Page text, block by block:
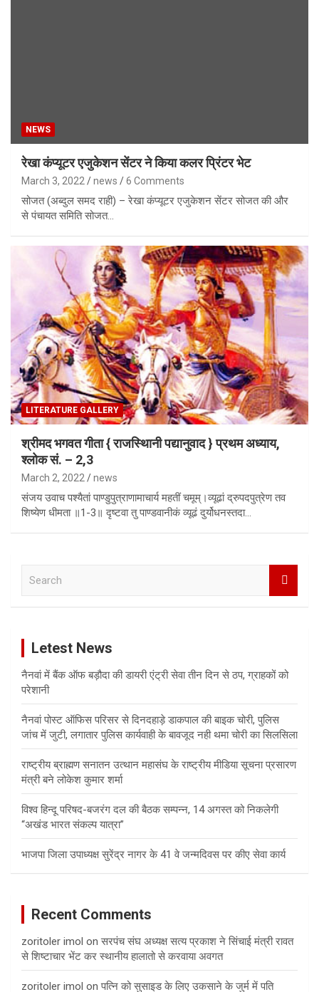
NEWS
रेखा कंप्यूटर एजुकेशन सेंटर ने किया कलर प्रिंटर भेट
March 3, 2022 news 6 Comments
सोजत (अब्दुल समद राही) – रेखा कंप्यूटर एजुकेशन सेंटर सोजत की और
से पंचायत समिति सोजत…
LITERATURE GALLERY
श्रीमद भगवत गीता { राजस्थािनी पद्यानुवाद } प्रथम अध्याय,
श्लोक सं. – 2,3
March 2, 2022 news
संजय उवाच पश्यैतां पाण्डुपुत्राणामाचार्य महतीं चमूम्‌।व्यूढां द्रुपदपुत्रेण तव
शिष्येण धीमता ॥1-3॥ दृष्टवा तु पाण्डवानीकं व्यूढं दुर्योधनस्तदा…
Letest News
नैनवां में बैंक ऑफ बड़ौदा की डायरी एंट्री सेवा तीन दिन से ठप, ग्राहकों को
परेशानी
नैनवां पोस्ट ऑफिस परिसर से दिनदहाड़े डाकपाल की बाइक चोरी, पुलिस
जांच में जुटी, लगातार पुलिस कार्यवाही के बावजूद नही थमा चोरी का सिलसिला
राष्ट्रीय ब्राह्मण सनातन उत्थान महासंघ के राष्ट्रीय मीडिया सूचना प्रसारण
मंत्री बने लोकेश कुमार शर्मा
विश्व हिन्दू परिषद-बजरंग दल की बैठक सम्पन्न, 14 अगस्त को निकलेगी
“अखंड भारत संकल्प यात्रा”
भाजपा जिला उपाध्यक्ष सुरेंद्र नागर के 41 वे जन्मदिवस पर कीए सेवा कार्य
Recent Comments
zoritoler imol onसरपंच संघ अध्यक्ष सत्य प्रकाश ने सिंचाई मंत्री रावत
से शिष्टाचार भेंट कर स्थानीय हालातो से करवाया अवगत
zoritoler imol onपत्नि को सुसाइड के लिए उकसाने के जुर्म में पति